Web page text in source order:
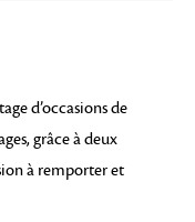
d’occasions de
grâce à deux
à remporter et